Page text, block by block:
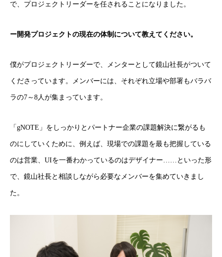
で、プロジェクトリーダーを任されることになりました。
ー開発プロジェクトの現在の体制について教えてください。
僕がプロジェクトリーダーで、メンターとして鏡山社長がついて
くださっています。メンバーには、それぞれ立場や部署もバラバ
ラの7～8人が集まっています。
「gNOTE」をしっかりとパートナー企業の課題解決に繋がるも
のにしていくために、例えば、現場での課題を最も把握している
のは営業、UIを一番わかっているのはデザイナー……といった形
で、鏡山社長と相談しながら必要なメンバーを集めていきまし
た。